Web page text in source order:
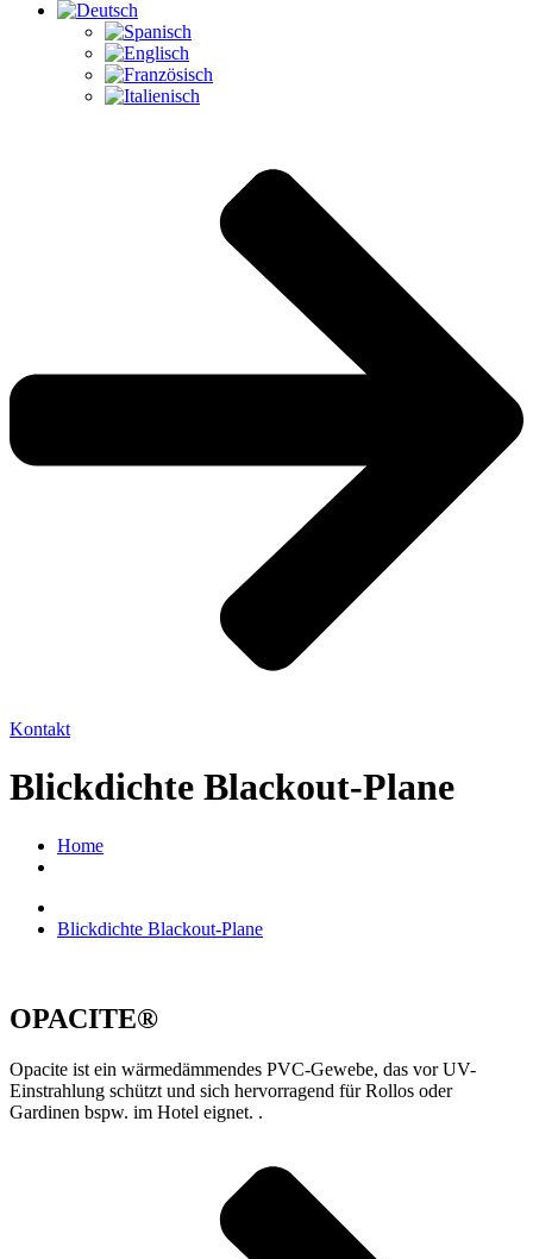
Kontakt
Blickdichte Blackout-Plane
Home
Blickdichte Blackout-Plane
OPACITE®
Opacite ist ein wärmedämmendes PVC-Gewebe, das vor UV-
Einstrahlung schützt und sich hervorragend für Rollos oder
Gardinen bspw. im Hotel eignet. .